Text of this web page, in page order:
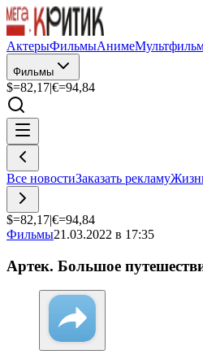
АктерыФильмыАниме
Фильмы
$=82,17|€=94,84
Все новостиЗаказать рекламу
$=82,17|€=94,84
Фильмы21.03.2022 в 17:35
Артек. Большое